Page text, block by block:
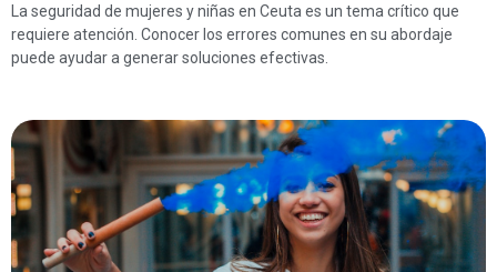
La seguridad de mujeres y niñas en Ceuta es un tema crítico que
requiere atención. Conocer los errores comunes en su abordaje
puede ayudar a generar soluciones efectivas.